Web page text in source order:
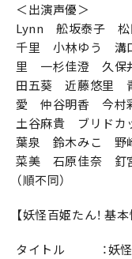
＜出演声優＞
Lynn 舩坂泰子
千里 小林ゆう 溝
里 一杉佳澄 久保
田五葵 近藤悠里
愛 仲谷明香 今村
土谷麻貴 ブリド
葉泉 鈴木みこ 野
菜美 石原佳奈 釘
（順不同）
【妖怪百姫たん！ 基本
タイトル ：妖怪